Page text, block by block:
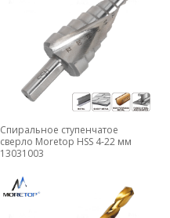
Спиральное ступенчатое
сверло Moretop HSS 4-22 мм
13031003